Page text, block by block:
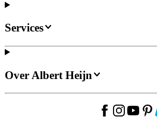
Services
Over Albert Heijn